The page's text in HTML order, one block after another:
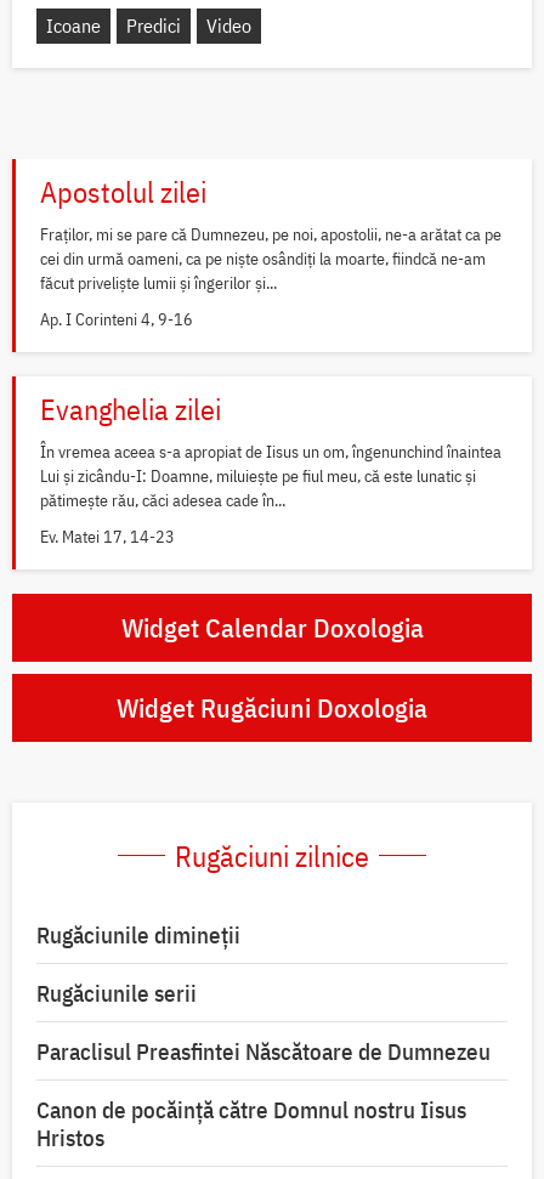
Icoane Predici Video
Apostolul zilei
Fraților, mi se pare că Dumnezeu, pe noi, apostolii, ne-a arătat ca pe
cei din urmă oameni, ca pe niște osândiți la moarte, fiindcă ne-am
făcut priveliște lumii și îngerilor și...
Ap. I Corinteni 4, 9-16
Evanghelia zilei
În vremea aceea s-a apropiat de Iisus un om, îngenunchind înaintea
Lui și zicându-I: Doamne, miluiește pe fiul meu, că este lunatic și
pătimește rău, căci adesea cade în...
Ev. Matei 17, 14-23
Widget Calendar Doxologia
Widget Rugăciuni Doxologia
Rugăciuni zilnice
Rugăciunile dimineții
Rugăciunile serii
Paraclisul Preasfintei Născătoare de Dumnezeu
Canon de pocăință către Domnul nostru Iisus
Hristos